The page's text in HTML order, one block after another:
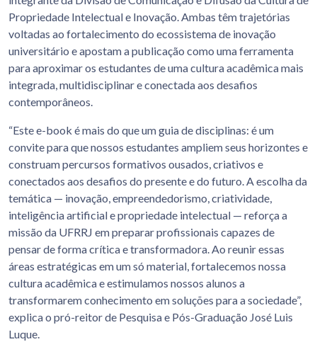
Propriedade Intelectual e Inovação. Ambas têm trajetórias
voltadas ao fortalecimento do ecossistema de inovação
universitário e apostam a publicação como uma ferramenta
para aproximar os estudantes de uma cultura acadêmica mais
integrada, multidisciplinar e conectada aos desafios
contemporâneos.
“Este e-book é mais do que um guia de disciplinas: é um
convite para que nossos estudantes ampliem seus horizontes e
construam percursos formativos ousados, criativos e
conectados aos desafios do presente e do futuro. A escolha da
temática — inovação, empreendedorismo, criatividade,
inteligência artificial e propriedade intelectual — reforça a
missão da UFRRJ em preparar profissionais capazes de
pensar de forma crítica e transformadora. Ao reunir essas
áreas estratégicas em um só material, fortalecemos nossa
cultura acadêmica e estimulamos nossos alunos a
transformarem conhecimento em soluções para a sociedade”,
explica o pró-reitor de Pesquisa e Pós-Graduação José Luis
Luque.